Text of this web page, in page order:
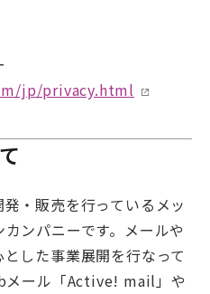
jp/privacy.html
・販売を行っているメッ
ンパニーです。メールや
した事業展開を行なって
メール「Active! mail」や